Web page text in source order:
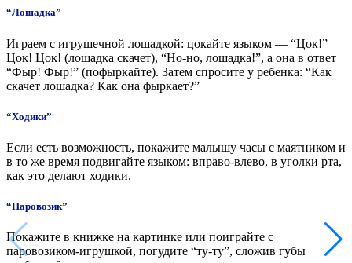
“Лошадка”
Играем с игрушечной лошадкой: цокайте языком — “Цок!”
Цок! Цок! (лошадка скачет), “Но-но, лошадка!”, а она в ответ
“Фыр! Фыр!” (пофыркайте). Затем спросите у ребенка: “Как
скачет лошадка? Как она фыркает?”
“Ходики”
Если есть возможность, покажите малышу часы с маятником и
в то же время подвигайте языком: вправо-влево, в уголки рта,
как это делают ходики.
“Паровозик”
Покажите в книжке на картинке или поиграйте с
паровозиком-игрушкой, погудите “ту-ту”, сложив губы